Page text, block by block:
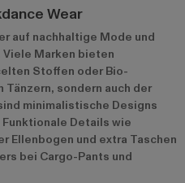
Wear
auf nachhaltige Mode und
Marken bieten
Stoffen oder Bio-
Tänzern, sondern auch der
minimalistische Designs
Details wie
Ellenbogen und extra Taschen
bei Cargo-Pants und